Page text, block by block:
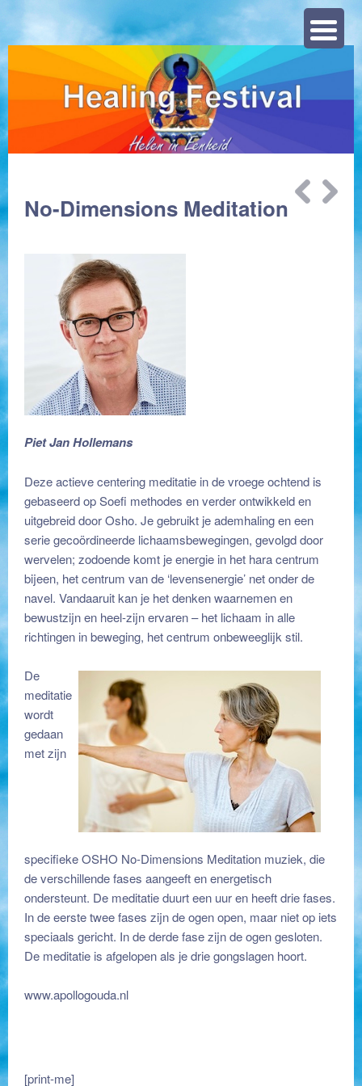
Bericht
No-Dimensions Meditation
Piet Jan Hollemans
Deze actieve centering meditatie in de vroege ochtend is
gebaseerd op Soefi methodes en verder ontwikkeld en
uitgebreid door Osho. Je gebruikt je ademhaling en een
serie gecoördineerde lichaamsbewegingen, gevolgd door
wervelen; zodoende komt je energie in het hara centrum
bijeen, het centrum van de ‘levensenergie’ net onder de
navel. Vandaaruit kan je het denken waarnemen en
bewustzijn en heel-zijn ervaren – het lichaam in alle
richtingen in beweging, het centrum onbeweeglijk stil.
De
meditatie
wordt
gedaan
met zijn
specifieke OSHO No-Dimensions Meditation muziek, die
de verschillende fases aangeeft en energetisch
ondersteunt. De meditatie duurt een uur en heeft drie fases.
In de eerste twee fases zijn de ogen open, maar niet op iets
speciaals gericht. In de derde fase zijn de ogen gesloten.
De meditatie is afgelopen als je drie gongslagen hoort.
www.apollogouda.nl
[print-me]